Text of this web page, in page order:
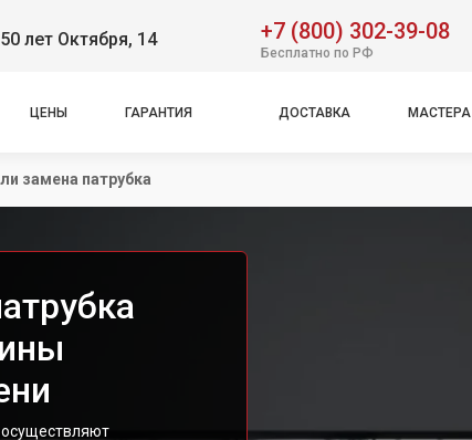
лет Октября, 14 +7 (800) 302-39-08
Бесплатно по РФ
ЦЕНЫ ГАРАНТИЯ ДОСТАВКА МАСТЕРА
замена патрубка